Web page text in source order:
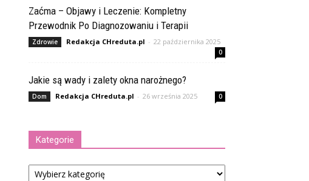
Zaćma – Objawy i Leczenie: Kompletny
Przewodnik Po Diagnozowaniu i Terapii
Zdrowie Redakcja CHreduta.pl - 22 października 2025
0
Jakie są wady i zalety okna narożnego?
Dom Redakcja CHreduta.pl - 26 września 2025 0
Kategorie
Kategorie